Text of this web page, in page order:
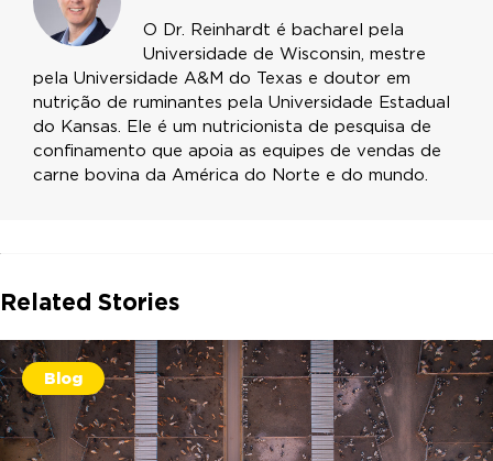
O Dr. Reinhardt é bacharel pela
Universidade de Wisconsin, mestre
pela Universidade A&M do Texas e doutor em
nutrição de ruminantes pela Universidade Estadual
do Kansas. Ele é um nutricionista de pesquisa de
confinamento que apoia as equipes de vendas de
carne bovina da América do Norte e do mundo.
Related Stories
Blog